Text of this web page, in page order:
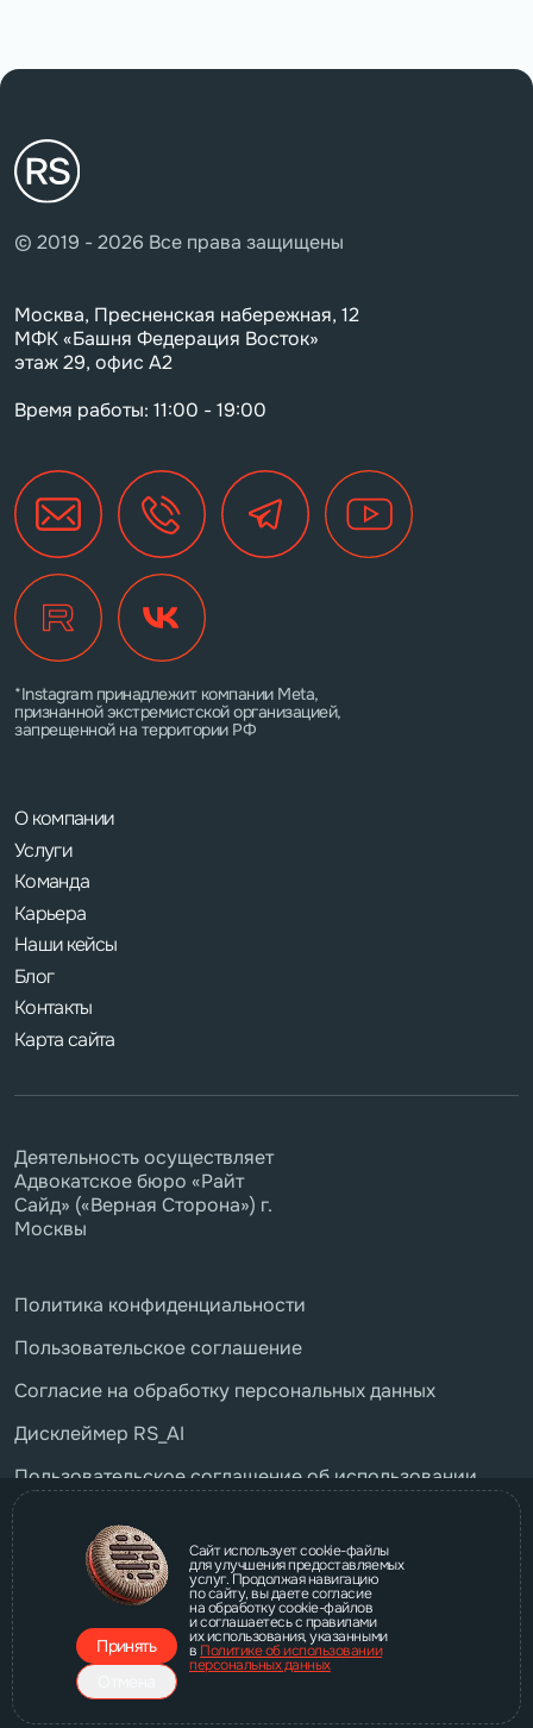
Сайт использует cookie-файлы
для улучшения предоставляемых
услуг. Продолжая навигацию
по сайту, вы даете согласие
на обработку cookie-файлов
и соглашаетесь с правилами
их использования, указанными
в Политике об использовании
персональных данных
Принять
© 2019 - 2026 Все права защищены
Москва, Пресненская набережная, 12
МФК «Башня Федерация Восток»
этаж 29, офис А2
Время работы: 11:00 - 19:00
О компании
Услуги
Команда
Карьера
Наши кейсы
Блог
Контакты
Карта сайта
*Instagram принадлежит компании Meta,
признанной экстремистской организацией,
запрещенной на территории РФ
Деятельность осуществляет
Адвокатское бюро «Райт
Сайд» («Верная Сторона») г.
Москвы
Политика конфиденциальности
Пользовательское соглашение
Согласие на обработку персональных данных
Дисклеймер RS_AI
Пользовательское соглашение об использовании
бота RS_AI
Свидетельство о гос. регистрации
Устав бюро Райт Сайд
Наши реквизиты
Дизайн и разработка —